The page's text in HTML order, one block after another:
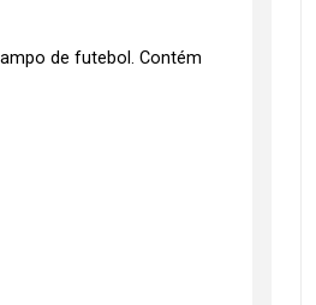
de futebol. Contém